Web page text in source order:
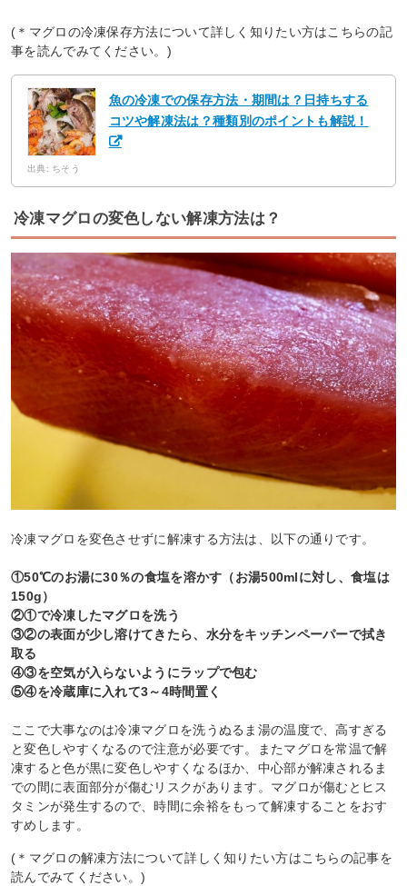
(＊マグロの冷凍保存方法について詳しく知りたい方はこちらの記
事を読んでみてください。)
魚の冷凍での保存方法・期間は？日持ちする
コツや解凍法は？種類別のポイントも解説！
出典: ちそう
冷凍マグロの変色しない解凍方法は？
冷凍マグロを変色させずに解凍する方法は、以下の通りです。
①50℃のお湯に30％の食塩を溶かす（お湯500mlに対し、食塩は
150g）
②①で冷凍したマグロを洗う
③②の表面が少し溶けてきたら、水分をキッチンペーパーで拭き
取る
④③を空気が入らないようにラップで包む
⑤④を冷蔵庫に入れて3～4時間置く
ここで大事なのは冷凍マグロを洗うぬるま湯の温度で、高すぎる
と変色しやすくなるので注意が必要です。またマグロを常温で解
凍すると色が黒に変色しやすくなるほか、中心部が解凍されるま
での間に表面部分が傷むリスクがあります。マグロが傷むとヒス
タミンが発生するので、時間に余裕をもって解凍することをおす
すめします。
(＊マグロの解凍方法について詳しく知りたい方はこちらの記事を
読んでみてください。)